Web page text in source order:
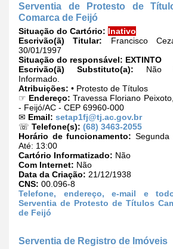
Serventia de Protesto de
Comarca de Feijó
Situação do Cartório: Inativo
Escrivão(ã) Titular: Francisco
30/01/1997
Situação do responsável: EXTINTO
Escrivão(ã) Substituto(a): Não
Informado.
Atribuições: • Protesto de Títulos
☞ Endereço: Travessa Floriano
- Feijó/AC - CEP 69960-000
✉ Email: setap1fj@tj.ac.gov.br
☏ Telefone(s): (68) 3463-2055
Horário de funcionamento:
Até: 13:00
Cartório Informatizado: Não
Com Internet: Não
Data da Criação: 21/12/1938
CNS: 00.096-8
Telefone, endereço, e-mail e
Serventia de Protesto de Títulos
de Feijó
Serventia de Registro de Imóveis